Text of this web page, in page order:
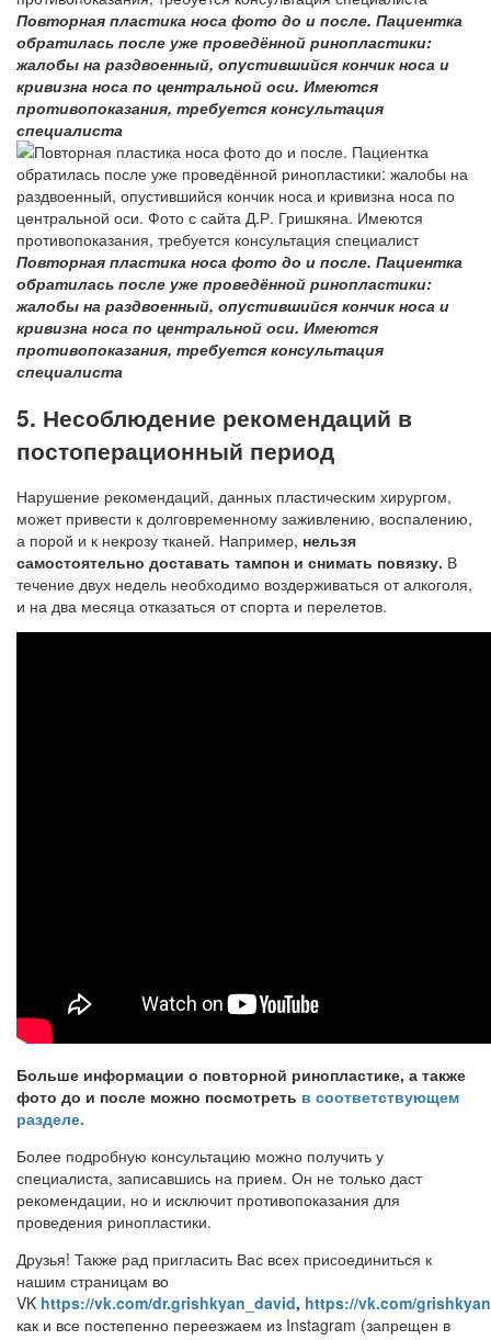
Повторная пластика носа фото до и после. Пациентка
обратилась после уже проведённой ринопластики:
жалобы на раздвоенный, опустившийся кончик носа и
кривизна носа по центральной оси. Имеются
противопоказания, требуется консультация
специалиста
Повторная пластика носа фото до и после. Пациентка
обратилась после уже проведённой ринопластики:
жалобы на раздвоенный, опустившийся кончик носа и
кривизна носа по центральной оси. Имеются
противопоказания, требуется консультация
специалиста
5. Несоблюдение рекомендаций в
постоперационный период
Нарушение рекомендаций, данных пластическим хирургом,
может привести к долговременному заживлению, воспалению,
а порой и к некрозу тканей. Например, нельзя
самостоятельно доставать тампон и снимать повязку. В
течение двух недель необходимо воздерживаться от алкоголя,
и на два месяца отказаться от спорта и перелетов.
Больше информации о повторной ринопластике, а также
фото до и после можно посмотреть в соответствующем
разделе.
Более подробную консультацию можно получить у
специалиста, записавшись на прием. Он не только даст
рекомендации, но и исключит противопоказания для
проведения ринопластики.
Друзья! Также рад пригласить Вас всех присоединиться к
нашим страницам во
VK https://vk.com/dr.grishkyan_david, https://vk.com/
как и все постепенно переезжаем из Instagram (запрещен в